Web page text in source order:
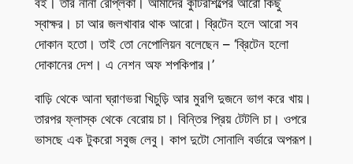
বই। তাঁর নানা রেপ্লিকা। আমাদের কুটিরশিল্পের আরো কিছু
স্বাক্ষর। চা আর জলখাবার থাক আরো। ব্রিটেন হলে আরো সব
দোকান হতো। তাই তো নেপোলিয়ন বলেছেন – ‘ব্রিটেন হলো
দোকানের দেশ। এ নেশন অফ শপকিপার।’
বাড়ি থেকে আনা ঘ্রাণভরা খিচুড়ি আর মুরগি দুজনে ভাগ করে খায়।
তারপর ফ্লাস্ক থেকে বেরোয় চা। বিন্তির প্রিয় টেটলি চা। ওপরে
ভাসছে এক টুকরো সবুজ লেবু। কাপ দুটো সোনালি বর্ডারে অপরূপ।